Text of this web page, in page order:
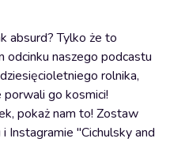
absurd? Tylko że to
odcinku naszego podcastu
rolnika,
porwali go kosmici!
pokaż nam to! Zostaw
Instagramie "Cichulsky and